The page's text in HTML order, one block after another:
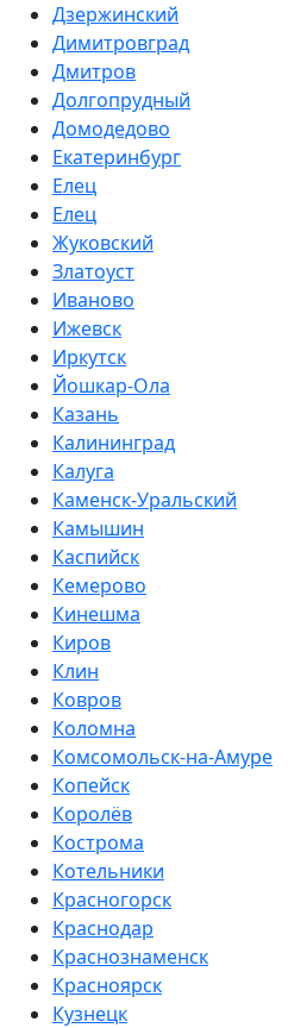
Дзержинский
Димитровград
Дмитров
Долгопрудный
Домодедово
Екатеринбург
Елец
Елец
Жуковский
Златоуст
Иваново
Ижевск
Иркутск
Йошкар-Ола
Казань
Калининград
Калуга
Каменск-Уральский
Камышин
Каспийск
Кемерово
Кинешма
Киров
Клин
Ковров
Коломна
Комсомольск-на-Амуре
Копейск
Королёв
Кострома
Котельники
Красногорск
Краснодар
Краснознаменск
Красноярск
Кузнецк